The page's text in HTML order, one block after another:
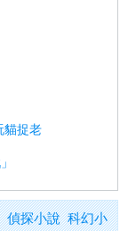
貓捉老
偵探小說 科幻小